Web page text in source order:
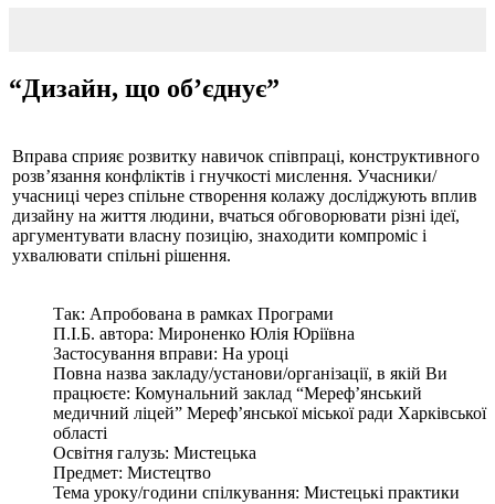
“Дизайн, що об’єднує”
Вправа сприяє розвитку навичок співпраці, конструктивного
розв’язання конфліктів і гнучкості мислення. Учасники/
учасниці через спільне створення колажу досліджують вплив
дизайну на життя людини, вчаться обговорювати різні ідеї,
аргументувати власну позицію, знаходити компроміс і
ухвалювати спільні рішення.
Так: Апробована в рамках Програми
П.І.Б. автора: Мироненко Юлія Юріївна
Застосування вправи: На уроці
Повна назва закладу/установи/організації, в якій Ви
працюєте: Комунальний заклад “Мереф’янський
медичний ліцей” Мереф’янської міської ради Харківської
області
Освітня галузь: Мистецька
Предмет: Мистецтво
Тема уроку/години спілкування: Мистецькі практики